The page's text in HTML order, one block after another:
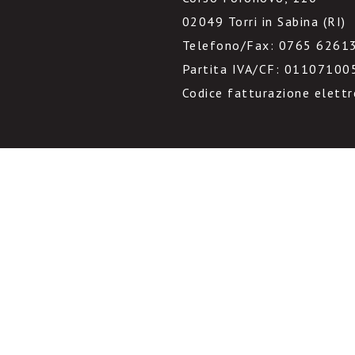
02049 Torri in Sabina (RI)
Telefono/Fax: 0765 62613
Partita IVA/CF:
Codice fatturazione